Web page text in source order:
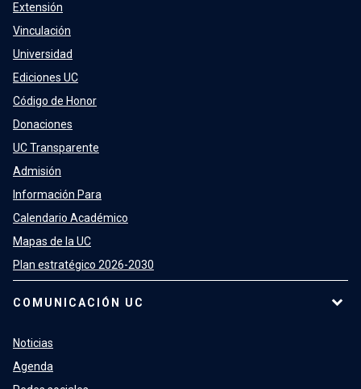
Extensión
Vinculación
Universidad
Ediciones UC
Código de Honor
Donaciones
UC Transparente
Admisión
Información Para
Calendario Académico
Mapas de la UC
Plan estratégico 2026-2030
COMUNICACIÓN UC
Noticias
Agenda